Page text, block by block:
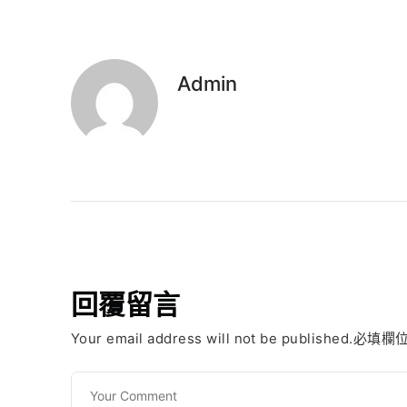
Admin
回覆留言
Your email address will not be published.必填欄